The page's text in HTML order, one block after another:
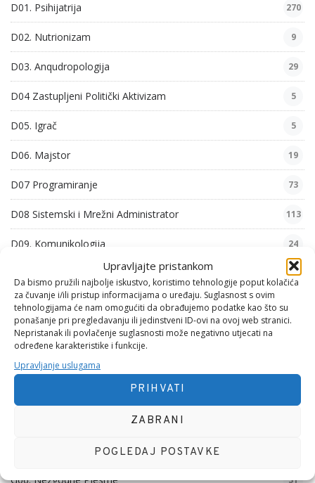
Upravljajte pristankom
Da bismo pružili najbolje iskustvo, koristimo tehnologije poput kolačića
za čuvanje i/ili pristup informacijama o uređaju. Suglasnost s ovim
tehnologijama će nam omogućiti da obrađujemo podatke kao što su
ponašanje pri pregledavanju ili jedinstveni ID-ovi na ovoj web stranici.
Nepristanak ili povlačenje suglasnosti može negativno utjecati na
određene karakteristike i funkcije.
Upravljanje uslugama
PRIHVATI
ZABRANI
POGLEDAJ POSTAVKE
D01. Psihijatrija 270
D02. Nutrionizam 9
D03. Anqudropologija 29
D04 Zastupljeni Politički Aktivizam 5
D05. Igrač 5
D06. Majstor 19
D07 Programiranje 73
D08 Sistemski i Mrežni Administrator 113
D09. Komunikologija 24
5
F01. Mehanika 1
G01. Psihološke Pjesme
G02. Zabavne Pjesme
G05. Obiteljske Pjesme
G06. Nezgodne Pjesme 31